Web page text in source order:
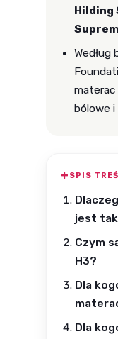
Hilding
Według
materac
bólowe
SPIS
jest tak
Czym
H3?
Dla
Dla